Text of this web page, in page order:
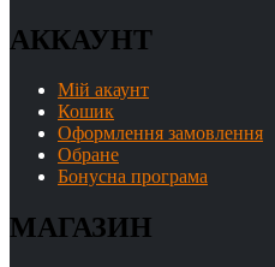
АККАУНТ
Мій акаунт
Кошик
Оформлення замовлення
Обране
Бонусна програма
МАГАЗИН